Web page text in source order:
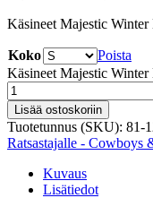
Käsineet Majestic
Koko
Poista
Käsineet Majestic
Lisää ostoskoriin
Tuotetunnus (SKU): 81-
Ratsastajalle - Cowboys
Kuvaus
Lisätiedot